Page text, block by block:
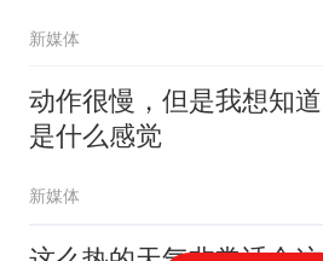
新媒体
动作很慢，但是我想知道
是什么感觉
新媒体